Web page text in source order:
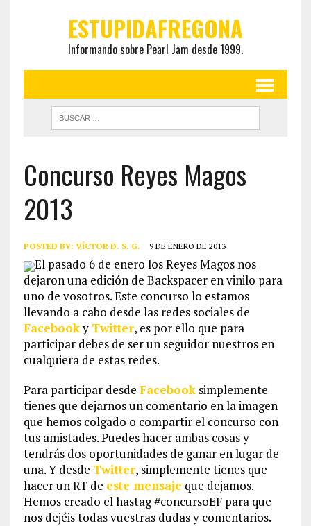
ESTUPIDAFREGONA
Informando sobre Pearl Jam desde 1999.
Concurso Reyes Magos
2013
POSTED BY: VÍCTOR D. S. G. 9 DE ENERO DE 2013
El pasado 6 de enero los Reyes Magos nos
dejaron una edición de Backspacer en vinilo para
uno de vosotros. Este concurso lo estamos
llevando a cabo desde las redes sociales de
Facebooky Twitter, es por ello que para
participar debes de ser un seguidor nuestros en
cualquiera de estas redes.
Para participar desde Facebooksimplemente
tienes que dejarnos un comentario en la imagen
que hemos colgado o compartir el concurso con
tus amistades. Puedes hacer ambas cosas y
tendrás dos oportunidades de ganar en lugar de
una. Y desde Twitter, simplemente tienes que
hacer un RT de este mensaje que dejamos.
Hemos creado el hastag #concursoEF para que
nos dejéis todas vuestras dudas y comentarios.